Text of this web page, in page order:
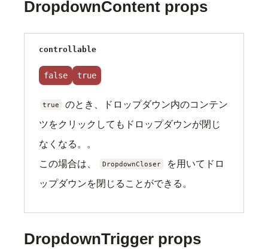
DropdownContent props
controllable
false true
true
のとき、ドロップダウン内のコンテン
ツをクリックしてもドロップダウンが閉じ
なくなる。。
この場合は、
DropdownCloser
を用いてドロ
ップダウンを閉じることができる。
DropdownTrigger props